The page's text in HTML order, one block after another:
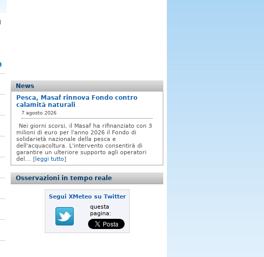
News
Pesca, Masaf rinnova Fondo contro
calamità naturali
7 agosto 2026
Nei giorni scorsi, il Masaf ha rifinanziato con 3
milioni di euro per l'anno 2026 il Fondo di
solidarietà nazionale della pesca e
dell'acquacoltura. L'intervento consentirà di
garantire un ulteriore supporto agli operatori
del... [ leggi tutto]
Osservazioni in tempo reale
Segui XMeteo su Twitter
questa
pagina: